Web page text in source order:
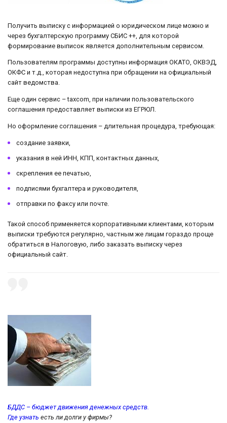
Получить выписку с информацией о юридическом лице можно и
через бухгалтерскую программу СБИС ++, для которой
формирование выписок является дополнительным сервисом.
Пользователям программы доступны информация ОКАТО, ОКВЭД,
ОКФС и т.д., которая недоступна при обращении на официальный
сайт ведомства.
Еще один сервис – taxcom, при наличии пользовательского
соглашения предоставляет выписки из ЕГРЮЛ.
Но оформление соглашения – длительная процедура, требующая:
создание заявки,
указания в ней ИНН, КПП, контактных данных,
скрепления ее печатью,
подписями бухгалтера и руководителя,
отправки по факсу или почте.
Такой способ применяется корпоративными клиентами, которым
выписки требуются регулярно, частным же лицам гораздо проще
обратиться в Налоговую, либо заказать выписку через
официальный сайт.
БДДС – бюджет движения денежных средств.
Где узнать есть ли долги у фирмы?